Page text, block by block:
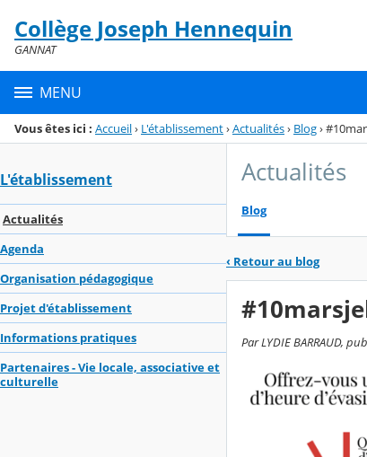
Menu de la rubrique
Contenu
Collège Joseph Hennequin
GANNAT
MENU
Vous êtes ici : Accueil› L'établissement›Actualités› Blog›
L'établissement
Actualités
Agenda
Organisation pédagogique
Projet d'établissement
Informations pratiques
Partenaires - Vie locale, associative et
culturelle
Actualités
Blog
‹ Retour au blog
Par LYDIE BARRAUD,